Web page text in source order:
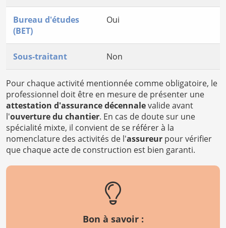
Bureau d'études
(BET)
Oui
Sous-traitant Non
Pour chaque activité mentionnée comme obligatoire, le
professionnel doit être en mesure de présenter une
attestation d'assurance décennalevalide avant
l'ouverture du chantier. En cas de doute sur une
spécialité mixte, il convient de se référer à la
nomenclature des activités de l'assureur pour vérifier
que chaque acte de construction est bien garanti.
Bon à savoir :